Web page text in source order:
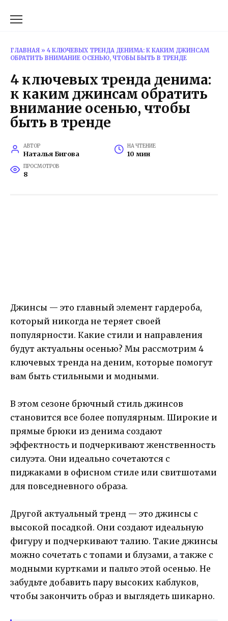
ГЛАВНАЯ » 4 КЛЮЧЕВЫХ ТРЕНДА ДЕНИМА: К КАКИМ ДЖИНСАМ
ОБРАТИТЬ ВНИМАНИЕ ОСЕНЬЮ, ЧТОБЫ БЫТЬ В ТРЕНДЕ
4 ключевых тренда денима:
к каким джинсам обратить
внимание осенью, чтобы
быть в тренде
АВТОР
Наталья Бигова
НА ЧТЕНИЕ
10 мин
ПРОСМОТРОВ
8
Джинсы — это главный элемент гардероба,
который никогда не теряет своей
популярности. Какие стили и направления
будут актуальны осенью? Мы рассмотрим 4
ключевых тренда на деним, которые помогут
вам быть стильными и модными.
В этом сезоне брючный стиль джинсов
становится все более популярным. Широкие и
прямые брюки из денима создают
эффектность и подчеркивают женственность
силуэта. Они идеально сочетаются с
пиджаками в офисном стиле или свитшотами
для повседневного образа.
Другой актуальный тренд — это джинсы с
высокой посадкой. Они создают идеальную
фигуру и подчеркивают талию. Такие джинсы
можно сочетать с топами и блузами, а также с
модными куртками и пальто этой осенью. Не
забудьте добавить пару высоких каблуков,
чтобы закончить образ и выглядеть шикарно.